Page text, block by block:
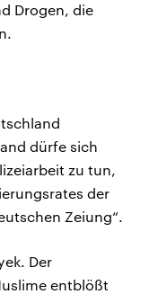
Drogen, die
dürfe sich
zu tun,
der
Zeiung“.
Der
entblößt